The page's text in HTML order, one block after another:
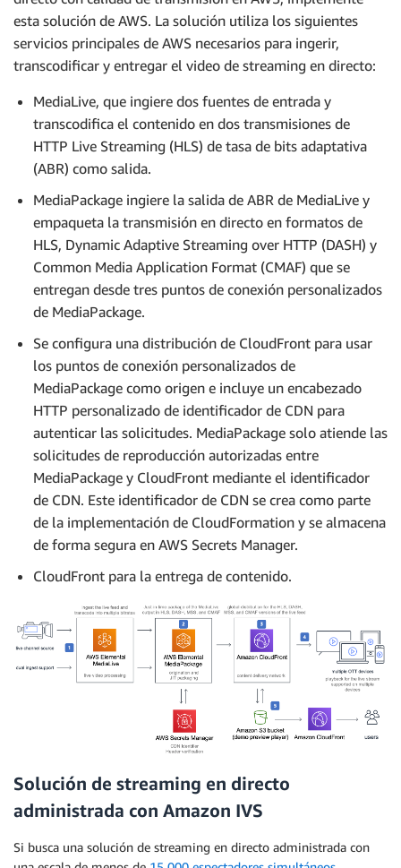
esta solución de AWS. La solución utiliza los siguientes
servicios principales de AWS necesarios para ingerir,
transcodificar y entregar el video de streaming en directo:
MediaLive, que ingiere dos fuentes de entrada y
transcodifica el contenido en dos transmisiones de
HTTP Live Streaming (HLS) de tasa de bits adaptativa
(ABR) como salida.
MediaPackage ingiere la salida de ABR de MediaLive y
empaqueta la transmisión en directo en formatos de
HLS, Dynamic Adaptive Streaming over HTTP (DASH) y
Common Media Application Format (CMAF) que se
entregan desde tres puntos de conexión personalizados
de MediaPackage.
Se configura una distribución de CloudFront para usar
los puntos de conexión personalizados de
MediaPackage como origen e incluye un encabezado
HTTP personalizado de identificador de CDN para
autenticar las solicitudes. MediaPackage solo atiende las
solicitudes de reproducción autorizadas entre
MediaPackage y CloudFront mediante el identificador
de CDN. Este identificador de CDN se crea como parte
de la implementación de CloudFormation y se almacena
de forma segura en AWS Secrets Manager.
CloudFront para la entrega de contenido.
Solución de streaming en directo
administrada con Amazon IVS
Si busca una solución de streaming en directo administrada con